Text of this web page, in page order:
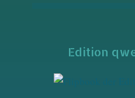
Edition